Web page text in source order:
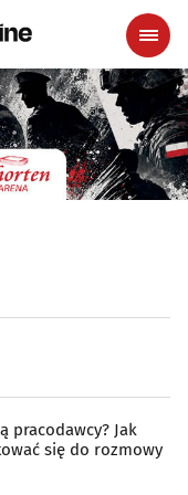
pracodawcy? Jak
się do rozmowy